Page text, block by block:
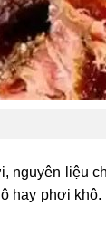
nguyên liệu
hay phơi